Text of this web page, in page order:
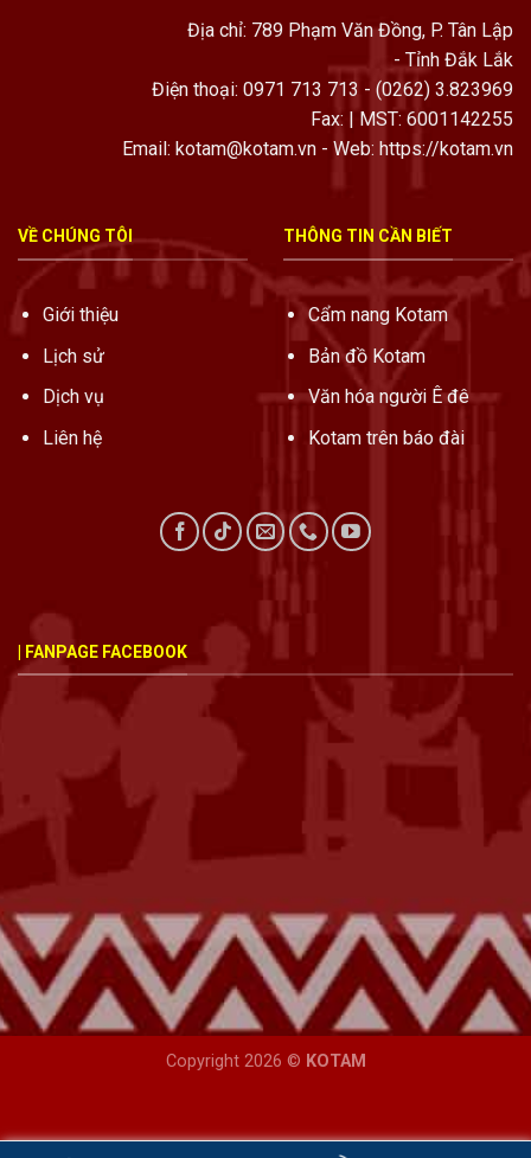
Địa chỉ: 789 Phạm Văn Đồng, P. Tân Lập
- Tỉnh Đắk Lắk
Điện thoại: 0971 713 713 - (0262) 3.823969
Fax: | MST: 6001142255
Email: kotam@kotam.vn - Web: https://kotam.vn
VỀ CHÚNG TÔI
Giới thiệu
Lịch sử
Dịch vụ
Liên hệ
THÔNG TIN CẦN BIẾT
Cẩm nang Kotam
Bản đồ Kotam
Văn hóa người Ê đê
Kotam trên báo đài
| FANPAGE FACEBOOK
Copyright 2026 © KOTAM